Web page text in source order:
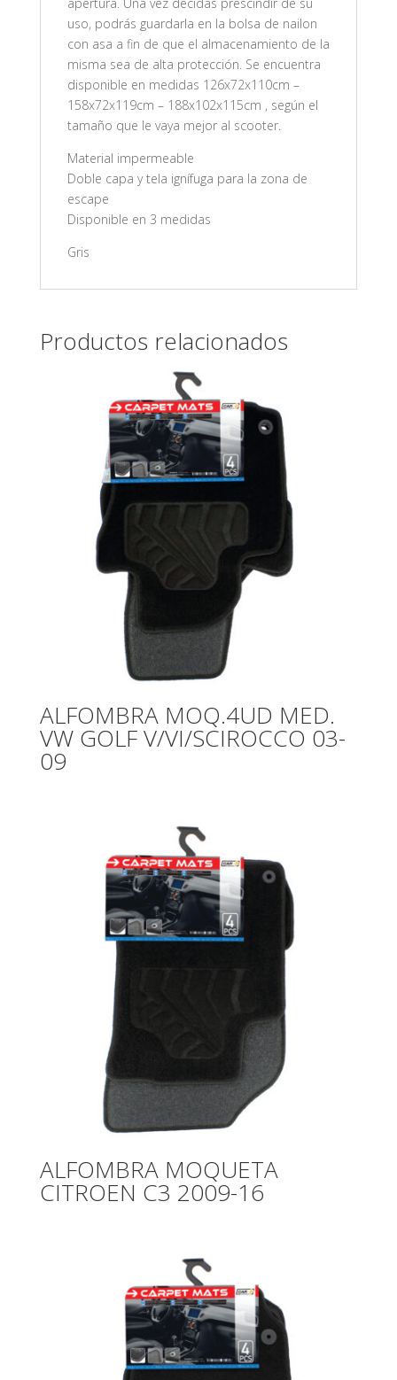
uso, podrás guardarla en la bolsa de nailon
con asa a fin de que el almacenamiento de la
misma sea de alta protección. Se encuentra
disponible en medidas 126x72x110cm –
158x72x119cm – 188x102x115cm , según el
tamaño que le vaya mejor al scooter.
Material impermeable
Doble capa y tela ignífuga para la zona de
escape
Disponible en 3 medidas
Gris
Productos relacionados
ALFOMBRA MOQ.4UD MED.
VW GOLF V/VI/SCIROCCO 03-
09
ALFOMBRA MOQUETA
CITROEN C3 2009-16